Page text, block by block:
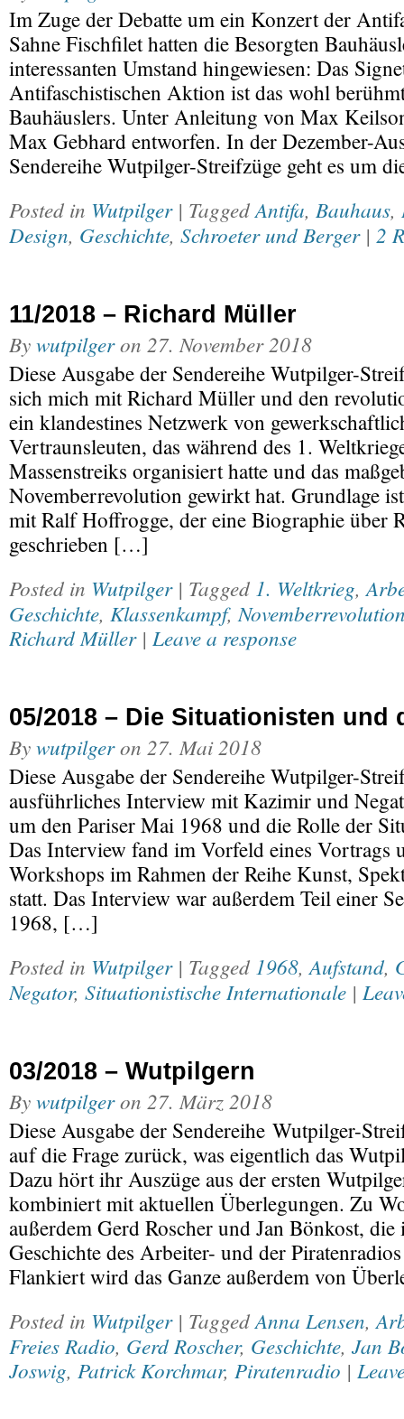
Im Zuge der Debatte um ein Konzert der
Sahne Fischfilet hatten die Besorgten
interessanten Umstand hingewiesen: Das
Antifaschistischen Aktion ist das wohl
Bauhäuslers. Unter Anleitung von Max
Max Gebhard entworfen. In der Dezember-
Sendereihe Wutpilger-Streifzüge geht es um
Posted in Wutpilger | TaggedAntifa, Bauhaus,
Design, Geschichte, Schroeter und Berger| 2
11/2018 – Richard Müller
Bywutpilgeron 27. November 2018
Diese Ausgabe der Sendereihe Wutpilger-
sich mich mit Richard Müller und den
ein klandestines Netzwerk von
Vertraunsleuten, das während des 1.
Massenstreiks organisiert hatte und das
Novemberrevolution gewirkt hat. Grundlage
mit Ralf Hoffrogge, der eine Biographie über
geschrieben […]
Posted in Wutpilger | Tagged 1. Weltkrieg,
Geschichte, Klassenkampf,
Richard Müller| Leave a response
05/2018 – Die Situationisten und
Bywutpilgeron 27. Mai 2018
Diese Ausgabe der Sendereihe Wutpilger-
ausführliches Interview mit Kazimir und
um den Pariser Mai 1968 und die Rolle der
Das Interview fand im Vorfeld eines Vortrags
Workshops im Rahmen der Reihe Kunst,
statt. Das Interview war außerdem Teil einer
1968, […]
Posted in Wutpilger | Tagged 1968, Aufstand,
Negator, Situationistische Internationale |
03/2018 – Wutpilgern
Bywutpilgeron 27. März 2018
Diese Ausgabe der Sendereihe Wutpilger-
auf die Frage zurück, was eigentlich das
Dazu hört ihr Auszüge aus der ersten
kombiniert mit aktuellen Überlegungen. Zu
außerdem Gerd Roscher und Jan Bönkost,
Geschichte des Arbeiter- und der
Flankiert wird das Ganze außerdem von
Posted in Wutpilger | TaggedAnna Lensen,
Freies Radio, Gerd Roscher, Geschichte, Jan
Joswig, Patrick Korchmar, Piratenradio |